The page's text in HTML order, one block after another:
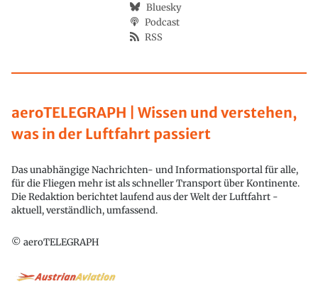
aeroTELEGRAPH | Wissen und verstehen,
was in der Luftfahrt passiert
Das unabhängige Nachrichten- und Informationsportal für alle,
für die Fliegen mehr ist als schneller Transport über Kontinente.
Die Redaktion berichtet laufend aus der Welt der Luftfahrt -
aktuell, verständlich, umfassend.
© aeroTELEGRAPH
Bluesky
Podcast
RSS